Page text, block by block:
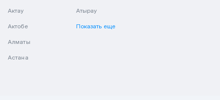
Актау
Актобе
Алматы
Астана
Атырау
Показать еще